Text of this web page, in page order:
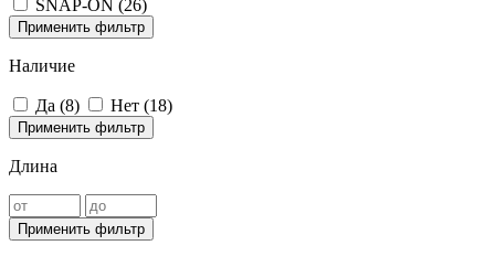
SNAP-ON (26)
Применить фильтр
Наличие
Да (8) Нет (18)
Применить фильтр
Длина
Применить фильтр